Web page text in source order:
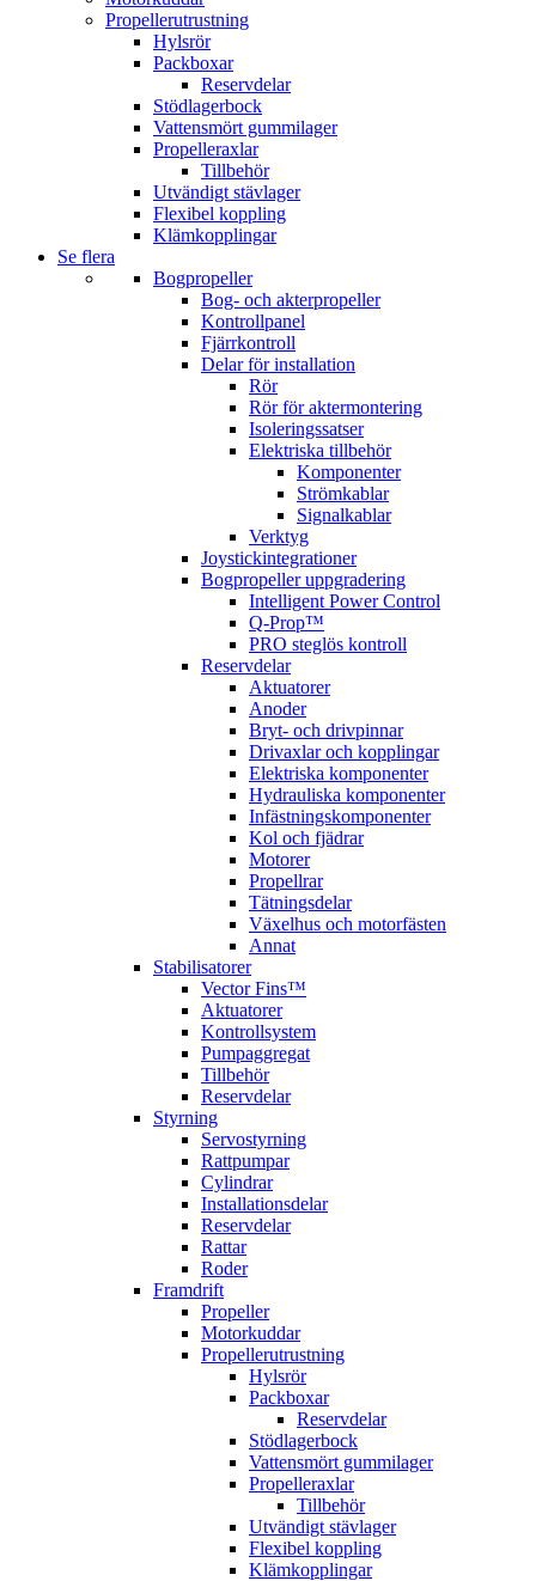
Propellerutrustning
Hylsrör
Packboxar
Reservdelar
Stödlagerbock
Vattensmört gummilager
Propelleraxlar
Tillbehör
Utvändigt stävlager
Flexibel koppling
Klämkopplingar
Se flera
Bogpropeller
Bog- och akterpropeller
Kontrollpanel
Fjärrkontroll
Delar för installation
Rör
Rör för aktermontering
Isoleringssatser
Elektriska tillbehör
Komponenter
Strömkablar
Signalkablar
Verktyg
Joystickintegrationer
Bogpropeller uppgradering
Intelligent Power Control
Q-Prop™
PRO steglös kontroll
Reservdelar
Aktuatorer
Anoder
Bryt- och drivpinnar
Drivaxlar och kopplingar
Elektriska komponenter
Hydrauliska komponenter
Infästningskomponenter
Kol och fjädrar
Motorer
Propellrar
Tätningsdelar
Växelhus och motorfästen
Annat
Stabilisatorer
Vector Fins™
Aktuatorer
Kontrollsystem
Pumpaggregat
Tillbehör
Reservdelar
Styrning
Servostyrning
Rattpumpar
Cylindrar
Installationsdelar
Reservdelar
Rattar
Roder
Framdrift
Propeller
Motorkuddar
Propellerutrustning
Hylsrör
Packboxar
Reservdelar
Stödlagerbock
Vattensmört gummilager
Propelleraxlar
Tillbehör
Utvändigt stävlager
Flexibel koppling
Klämkopplingar